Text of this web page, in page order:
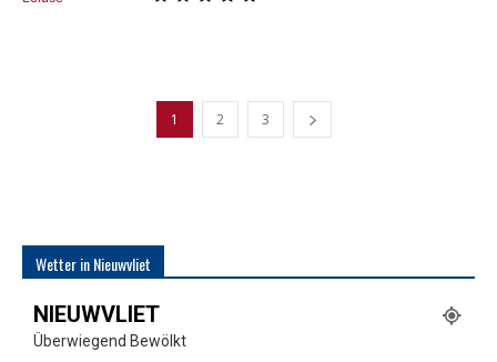
1 2 3
Wetter in Nieuwvliet
NIEUWVLIET
Überwiegend Bewölkt